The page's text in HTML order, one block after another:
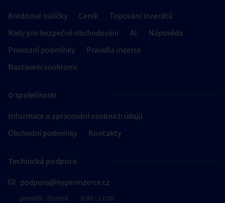
Kreditové balíčky Ceník
Topování inzerátů
Rady pro bezpečné obchodování
AI
Nápověda
Provozní podmínky
Pravidla inzerce
Nastavení soukromí
O společnosti
Informace o zpracování osobních údajů
Obchodní podmínky
Kontakty
Technická podpora
podpora@hyperinzerce.cz
pondělí - čtvrtek 8:30 - 17:00